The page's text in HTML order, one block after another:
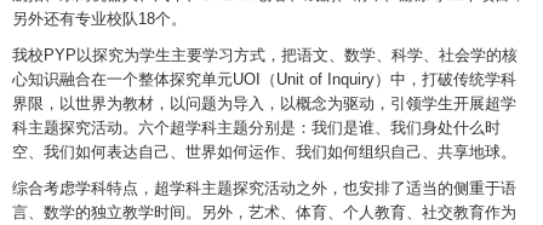
另外还有专业校队18个。
我校PYP以探究为学生主要学习方式，把语文、数学、科学、社会学的核
心知识融合在一个整体探究单元UOI（Unit of Inquiry）中，打破传统学科
界限，以世界为教材，以问题为导入，以概念为驱动，引领学生开展超学
科主题探究活动。六个超学科主题分别是：我们是谁、我们身处什么时
空、我们如何表达自己、世界如何运作、我们如何组织自己、共享地球。
综合考虑学科特点，超学科主题探究活动之外，也安排了适当的侧重于语
言、数学的独立教学时间。另外，艺术、体育、个人教育、社交教育作为